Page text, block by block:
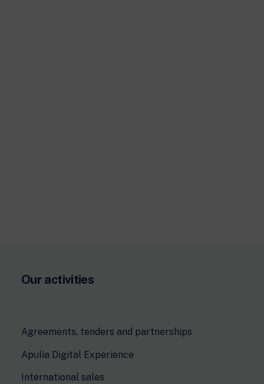
Our activities
Agreements, tenders and partnerships
Apulia Digital Experience
International sales